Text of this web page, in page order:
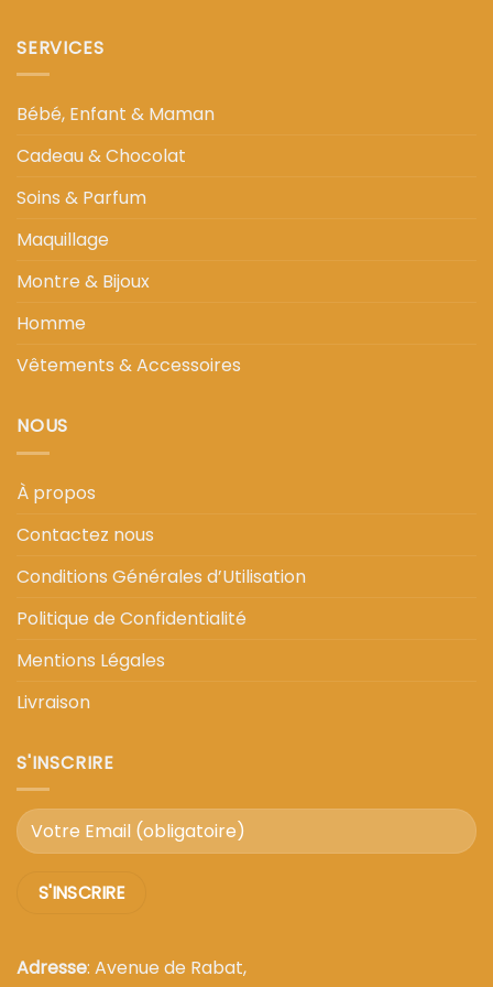
SERVICES
Bébé, Enfant & Maman
Cadeau & Chocolat
Soins & Parfum
Maquillage
Montre & Bijoux
Homme
Vêtements & Accessoires
NOUS
À propos
Contactez nous
Conditions Générales d’Utilisation
Politique de Confidentialité
Mentions Légales
Livraison
S'INSCRIRE
Adresse: Avenue de Rabat,